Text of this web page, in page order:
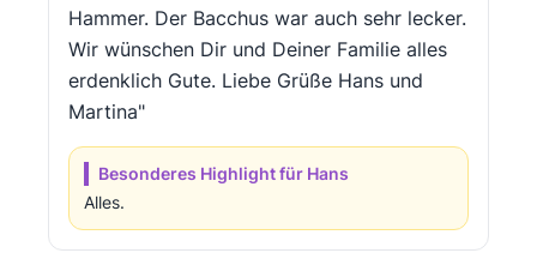
Hammer. Der Bacchus war auch sehr lecker.
Wir wünschen Dir und Deiner Familie alles
erdenklich Gute. Liebe Grüße Hans und
Martina"
Besonderes Highlight für Hans
Alles.